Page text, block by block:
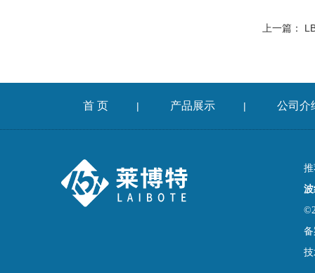
上一篇：
首 页 | 产品展示 | 公司介
备